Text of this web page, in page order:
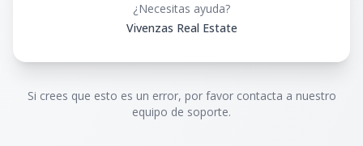
¿Necesitas ayuda?
Vivenzas Real Estate
Si crees que esto es un error, por favor contacta a nuestro
equipo de soporte.